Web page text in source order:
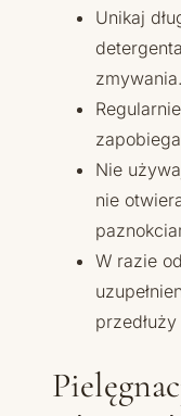
Unikaj
zmywania.
Nie
nie
W razie